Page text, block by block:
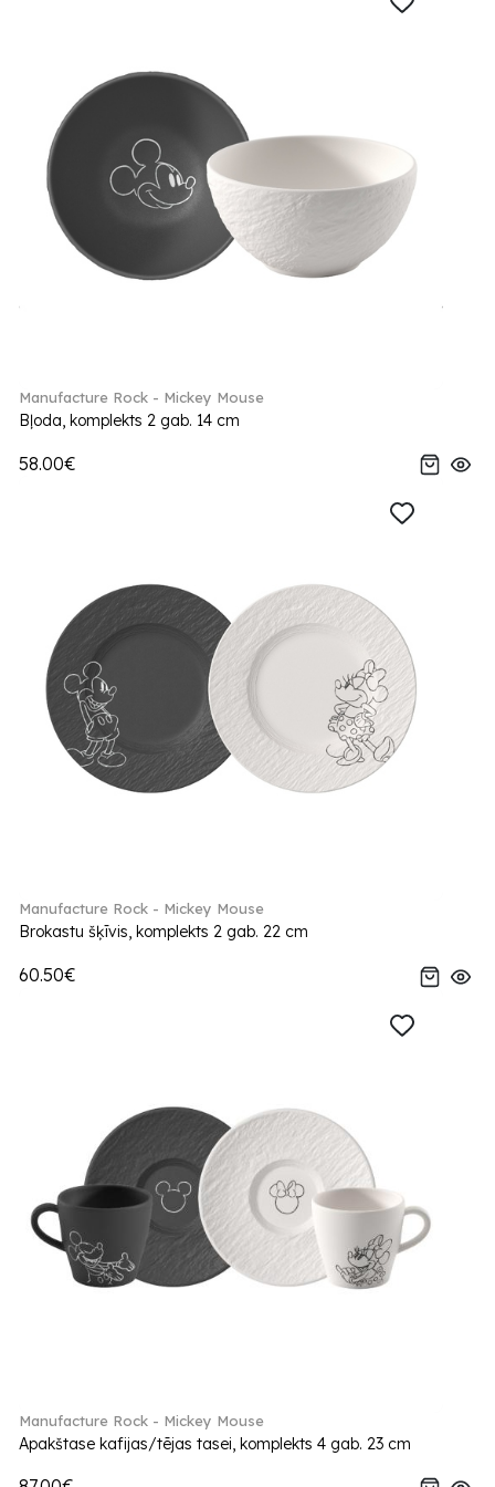
Manufacture Rock - Mickey Mouse
Bļoda, komplekts 2 gab. 14 cm
58.00€
Manufacture Rock - Mickey Mouse
Brokastu šķīvis, komplekts 2 gab. 22 cm
60.50€
Manufacture Rock - Mickey Mouse
Apakštase kafijas/tējas tasei, komplekts 4 gab. 23 cm